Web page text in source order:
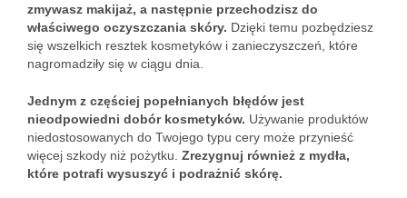
zmywasz makijaż, a następnie przechodzisz do
właściwego oczyszczania skóry. Dzięki temu pozbędziesz
się wszelkich resztek kosmetyków i zanieczyszczeń, które
nagromadziły się w ciągu dnia.
Jednym z częściej popełnianych błędów jest
nieodpowiedni dobór kosmetyków. Używanie produktów
niedostosowanych do Twojego typu cery może przynieść
więcej szkody niż pożytku. Zrezygnuj również z mydła,
które potrafi wysuszyć i podrażnić skórę.